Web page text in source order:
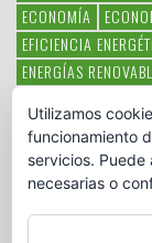
ECONOMÍA
EFICIENCIA
ENERGÍAS
HAMBRE
OBJETIVOS DEL
PUEBLOS INDÍGENAS
SOLIDARIDAD
Utilizamos
funcionamiento
servicios.
necesarias o